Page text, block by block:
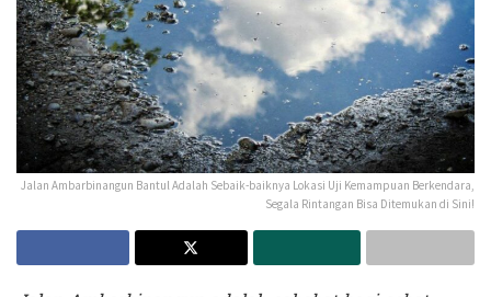
Jalan Ambarbinangun Bantul Adalah Sebaik-baiknya Lokasi Uji Kemampuan Berkendara,
Segala Rintangan Bisa Ditemukan di Sini!